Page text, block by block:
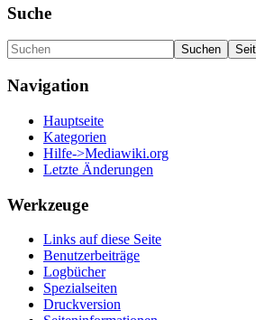
Suche
Navigation
Hauptseite
Kategorien
Hilfe->Mediawiki.org
Letzte Änderungen
Werkzeuge
Links auf diese Seite
Benutzerbeiträge
Logbücher
Spezialseiten
Druckversion